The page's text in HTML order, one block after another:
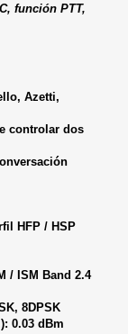
función PTT,
Azetti,
controlar dos
HFP / HSP
/ ISM Band 2.4
8DPSK
0.03 dBm